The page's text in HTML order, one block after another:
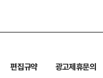
편집규약
광고제휴문의